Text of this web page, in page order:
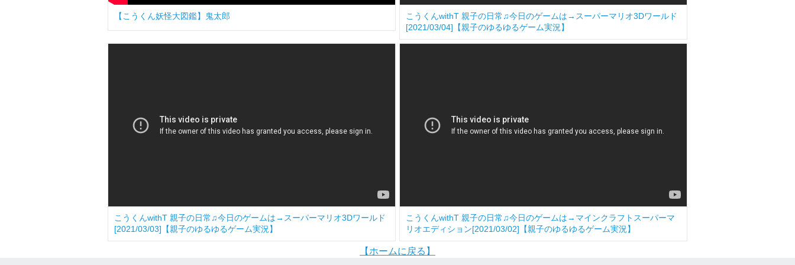
【こうくん妖怪大図鑑】鬼太郎
こうくんwithT 親子の日常♫今日のゲームは→スーパーマリオ3Dワールド
[2021/03/04]【親子のゆるゆるゲーム実況】
こうくんwithT 親子の日常♫今日のゲームは→スーパーマリオ3Dワールド
[2021/03/03]【親子のゆるゆるゲーム実況】
こうくんwithT 親子の日常♫今日のゲームは→マインクラフトスーパーマ
リオエディション[2021/03/02]【親子のゆるゆるゲーム実況】
【ホームに戻る】